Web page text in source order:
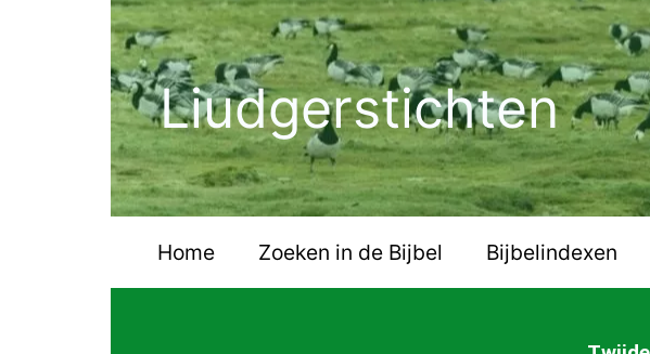
Liudgerstichten
Home Zoeken in de Bijbel Bijbelindexen